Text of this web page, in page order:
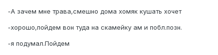
-А зачем мне трава,смешно дома хомяк кушать хочет
-хорошо,пойдем вон туда на скамейку ам и побл.позн.
-я подумал.Пойдем